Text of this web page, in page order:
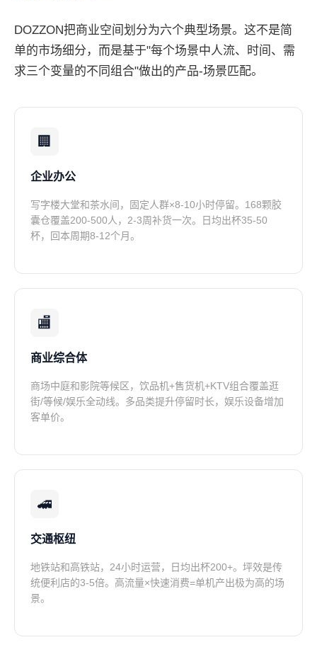
DOZZON把商业空间划分为六个典型场景。这不是简
单的市场细分，而是基于"每个场景中人流、时间、需
求三个变量的不同组合"做出的产品-场景匹配。
🏢
企业办公
写字楼大堂和茶水间，固定人群×8-10小时停留。168颗胶
囊仓覆盖200-500人，2-3周补货一次。日均出杯35-50
杯，回本周期8-12个月。
🏬
商业综合体
商场中庭和影院等候区，饮品机+售货机+KTV组合覆盖逛
街/等候/娱乐全动线。多品类提升停留时长，娱乐设备增加
客单价。
🚄
交通枢纽
地铁站和高铁站，24小时运营，日均出杯200+。坪效是传
统便利店的3-5倍。高流量×快速消费=单机产出极为高的场
景。